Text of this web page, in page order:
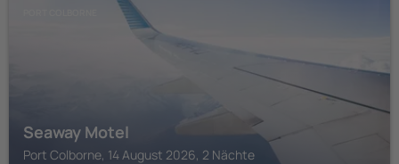
Seaway Motel
Port Colborne, 14 August 2026, 2 Nächte